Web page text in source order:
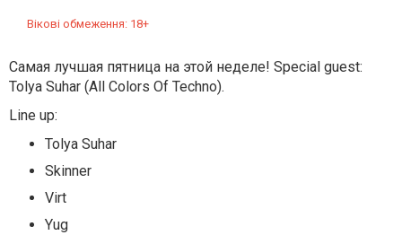
Вікові обмеження: 18+
Самая лучшая пятница на этой неделе! Special guest:
Tolya Suhar (All Colors Of Techno).
Line up:
Tolya Suhar
Skinner
Virt
Yug